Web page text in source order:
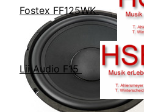
Fostex FF125WK
Lii Audio F15